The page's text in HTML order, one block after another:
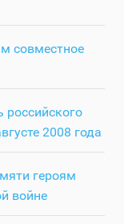
совместное
2008 года
героям
войне